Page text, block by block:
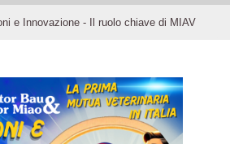
e Innovazione - Il ruolo chiave di MIAV